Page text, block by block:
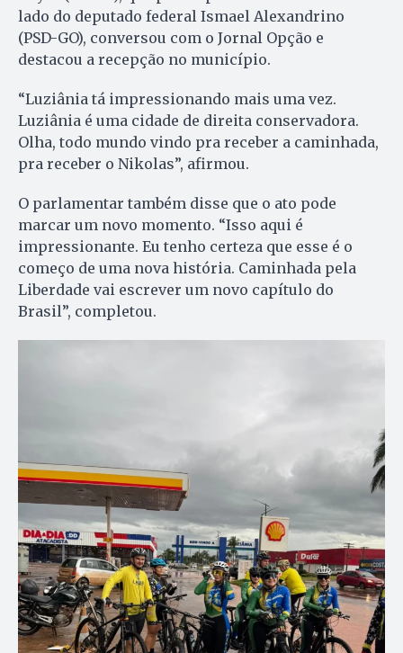
lado do deputado federal Ismael Alexandrino
(PSD-GO), conversou com o Jornal Opção e
destacou a recepção no município.
“Luziânia tá impressionando mais uma vez.
Luziânia é uma cidade de direita conservadora.
Olha, todo mundo vindo pra receber a caminhada,
pra receber o Nikolas”, afirmou.
O parlamentar também disse que o ato pode
marcar um novo momento. “Isso aqui é
impressionante. Eu tenho certeza que esse é o
começo de uma nova história. Caminhada pela
Liberdade vai escrever um novo capítulo do
Brasil”, completou.